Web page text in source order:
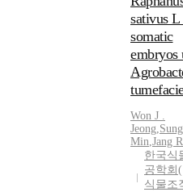
sativus L
somatic
embryos
Won J .
Jeong,
Min,Jang
한국식
공학회
식물조